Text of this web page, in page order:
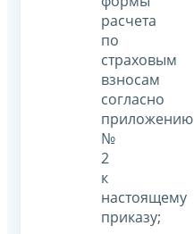
расчета
по
страховым
взносам
согласно
приложению
№
2
к
настоящему
приказу;